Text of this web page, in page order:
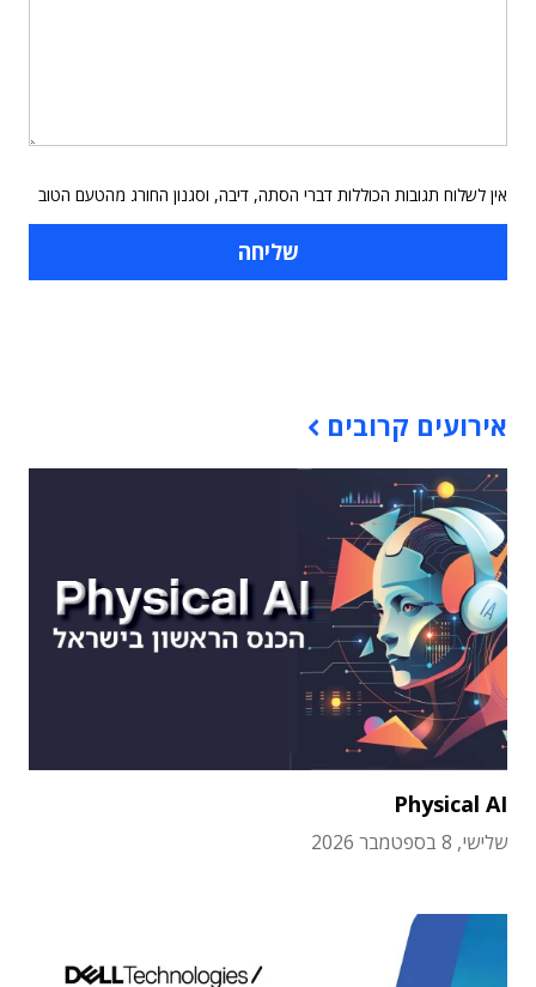
אין לשלוח תגובות הכוללות דברי הסתה, דיבה, וסגנון החורג מהטעם הטוב
אירועים קרובים
Physical AI
שלישי, 8 בספטמבר 2026